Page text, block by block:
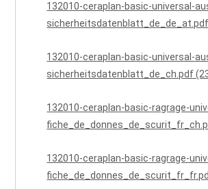
132010-ceraplan-basic-universal-
sicherheitsdatenblatt_de_de_at.pdf
132010-ceraplan-basic-universal-
sicherheitsdatenblatt_de_ch.pdf
132010-ceraplan-basic-ragrage-
132010-ceraplan-basic-ragrage-